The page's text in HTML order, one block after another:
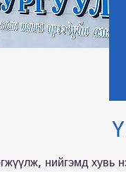
нийгэмд хувь